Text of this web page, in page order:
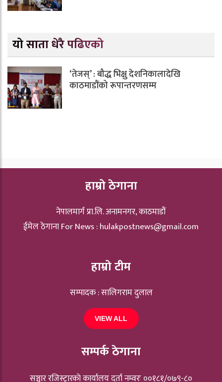
यो साता धेरै पढिएको
‘तेजस्’ : बौद्ध भिक्षु देशनिकालादेखि
काठमाडौंको रूपान्तरणसम्म
हाम्रो ठेगाना
नेपालमार्ग प्रा.लि. अनामनगर, काठमाडौं
ईमेल ठेगाना For News :hulakpostnews@gmail.com
हाम्रो टीम
सम्पादक : सालिगराम दुलाल
VIEW ALL
सम्पर्क ठेगाना
सञ्चार रजिस्ट्रारकाे कार्यालय दर्ता नम्वरः ००१८१/०७९-८०